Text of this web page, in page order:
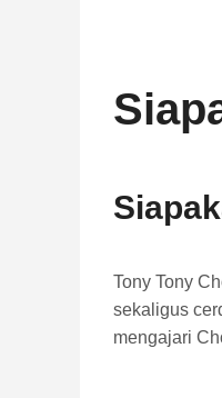
Tony Tony
sekaligus
mengajari